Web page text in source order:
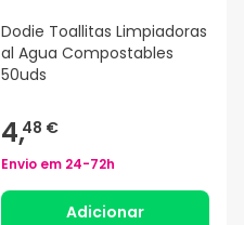
Dodie Toallitas Limpiadoras
al Agua Compostables
50uds
4,48 €
Envio em 24-72h
Adicionar